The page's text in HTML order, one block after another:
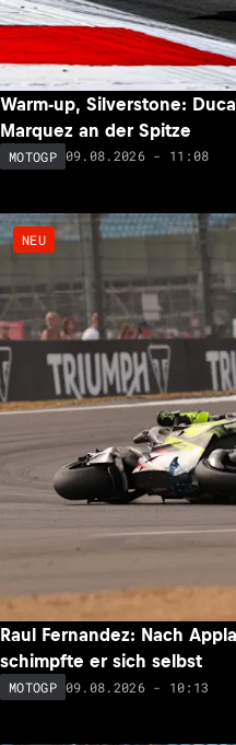
Warm-up, Silverstone:
Marquez an der Spitze
MOTOGP 09.08.2026 - 11:08
NEU
Raul Fernandez: Nach
schimpfte er sich selbst
MOTOGP 09.08.2026 - 10:13